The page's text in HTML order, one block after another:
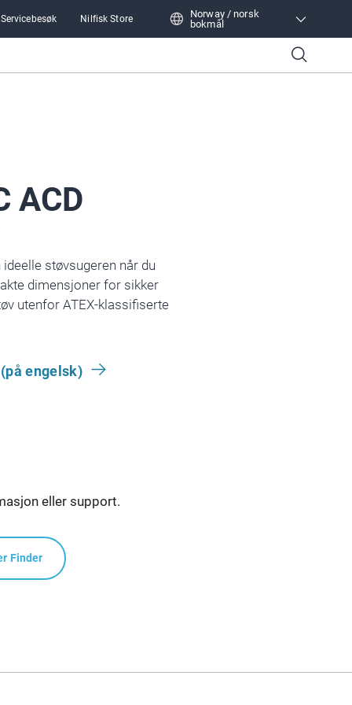
Nilfisk Store
Norway / norsk
bokmål
Norway / norsk bokmål
ACD
støvsugeren når du
dimensjoner for sikker
utenfor ATEX-klassifiserte
engelsk)
eller support.
Finder